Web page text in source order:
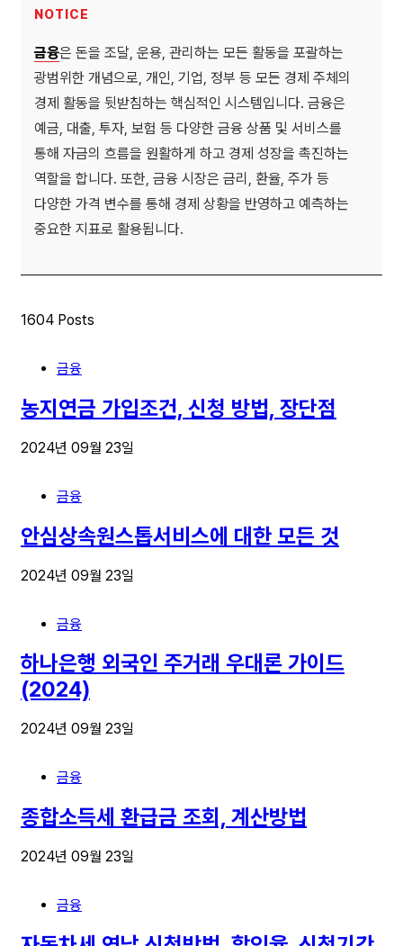
금융은 돈을 조달, 운용, 관리하는 모든 활동을 포괄하는
광범위한 개념으로, 개인, 기업, 정부 등 모든 경제 주체의
경제 활동을 뒷받침하는 핵심적인 시스템입니다. 금융은
예금, 대출, 투자, 보험 등 다양한 금융 상품 및 서비스를
통해 자금의 흐름을 원활하게 하고 경제 성장을 촉진하는
역할을 합니다. 또한, 금융 시장은 금리, 환율, 주가 등
다양한 가격 변수를 통해 경제 상황을 반영하고 예측하는
중요한 지표로 활용됩니다.
1604 Posts
금융
농지연금 가입조건, 신청 방법, 장단점
2024년 09월 23일
금융
안심상속원스톱서비스에 대한 모든 것
2024년 09월 23일
금융
하나은행 외국인 주거래 우대론 가이드
(2024)
2024년 09월 23일
금융
종합소득세 환급금 조회, 계산방법
2024년 09월 23일
금융